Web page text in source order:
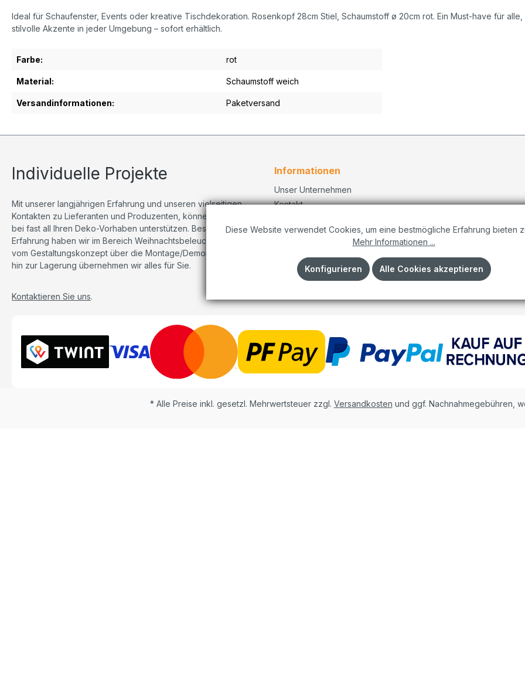
Ideal für Schaufenster, Events oder kreative Tischdekoration. Rosenkopf 28cm Stiel, Schaumstoff ø 20cm rot. Ein Must-have für
stilvolle Akzente in jeder Umgebung – sofort erhältlich.
Farbe: rot
Material: Schaumstoff weich
Versandinformationen: Paketversand
Individuelle Projekte
Mit unserer langjährigen Erfahrung und unseren vielseitigen
Kontakten zu Lieferanten und Produzenten, können wir Sie
bei fast all Ihren Deko-Vorhaben unterstützen. Besonders viel
Erfahrung haben wir im Bereich Weihnachtsbeleuchtungen,
vom Gestaltungskonzept über die Montage/Demontage bis
hin zur Lagerung übernehmen wir alles für Sie.
Kontaktieren Sie uns.
Informationen
Unser Unternehmen
Kontakt
Datenschutzerklärung
Dekorationskonzepte
Impressum
* Alle Preise inkl. gesetzl. Mehrwertsteuer zzgl. Versandkosten und ggf. Nachnahmegebühren,
Diese Website verwendet Cookies, um eine bestmögliche Erfahrung bieten
Mehr Informationen ...
Konfigurieren Alle Cookies akzeptieren